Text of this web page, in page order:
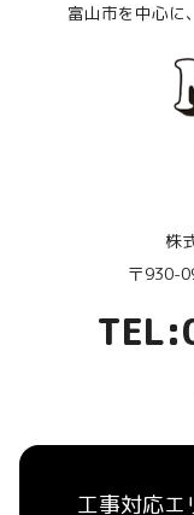
富山市を中心に
株
〒930-
工事対応エ